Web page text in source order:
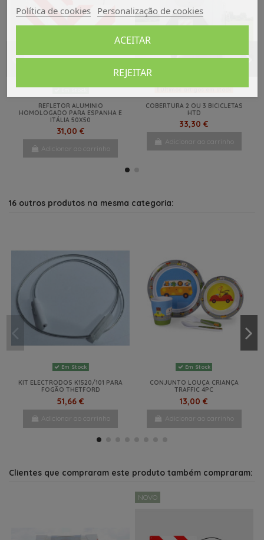
REFLETOR ALUMINIO
HOMOLOGADO PARA ESPANHA E
ITÁLIA 50X50
31,00 €
Adicionar ao carrinho
Últimos artigos em stock
COBERTURA 2 OU 3 BICICLETAS
HTD
33,30 €
Adicionar ao carrinho
Últimos artigos em stock
TAPETE CINZA FIAMMA 340X250
Adicionar ao carrinho
16 outros produtos na mesma categoria:
Em Stock
KIT ELECTRODOS K1520/101 PARA
FOGÃO THETFORD
51,66 €
Adicionar ao carrinho
Em Stock
CONJUNTO LOUÇA CRIANÇA
TRAFFIC 4PC
13,00 €
Adicionar ao carrinho
Clientes que compraram este produto também compraram:
NOVO
Política de cookies Personalização de cookies
REJEITAR
ACEITAR